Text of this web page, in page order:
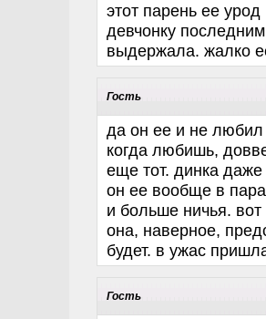
этот парень ее
девчонку
выдержала. жалко
Гость
да он ее и не любил
когда любишь,
еще тот. динка
он ее вообще в
и больше ничья.
она, наверное,
будет. в ужас
Гость